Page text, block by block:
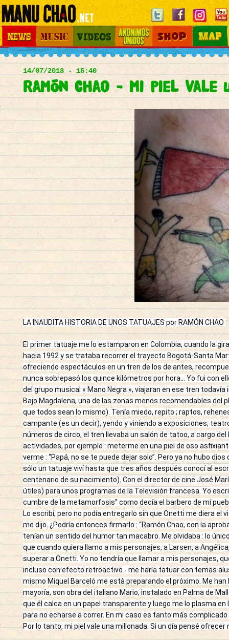
Jump to navigation
Main
menu
Videos Otros Mundos Shop Map
14/07/2018 - 15:40
Ramón Chao - Mi piel vale
LA INAUDITA HISTORIA DE UNOS TATUAJES por RAMÓN CHAO
El primer tatuaje me lo estamparon en Colombia, cuando la
hacia 1992 y se trataba recorrer el trayecto Bogotá-Santa
ofreciendo espectáculos en un tren de los de antes,
nunca sobrepasó los quince kilómetros por hora… Yo fui con
del grupo musical « Mano Negra », viajaran en ese tren
Bajo Magdalena, una de las zonas menos recomendables
que todos sean lo mismo). Tenía miedo, repito ; raptos,
campante (es un decir), yendo y viniendo a exposiciones,
números de circo, el tren llevaba un salón de tatoo, a cargo
actividades, por ejemplo : meterme en una piel de oso
verme : “Papá, no se te puede dejar solo”. Pero ya no hubo
sólo un tatuaje viví hasta que tres años después conocí al
centenario de su nacimiento). Con el director de cine José
útiles) para unos programas de la Televisión francesa. Yo
cumbre de la metamorfosis” como decía el barbero de mi
Lo escribí, pero no podía entregarlo sin que Onetti me diera el
me dijo. ¿Podría entonces firmarlo : “Ramón Chao, con la
tenían un sentido del humor tan macabro. Me olvidaba : lo
que cuando quiera llamo a mis personajes, a Larsen, a
superar a Onetti. Yo no tendría que llamar a mis personajes,
incluso con efecto retroactivo - me haría tatuar con temas
mismo Miquel Barceló me està preparando el próximo. Me
mayoría, son obra del italiano Mario, instalado en Palma de
que él calca en un papel transparente y luego me lo plasma
para no echarse a correr. En mi caso es tanto más
Por lo tanto, mi piel vale una millonada. Si un día pensé